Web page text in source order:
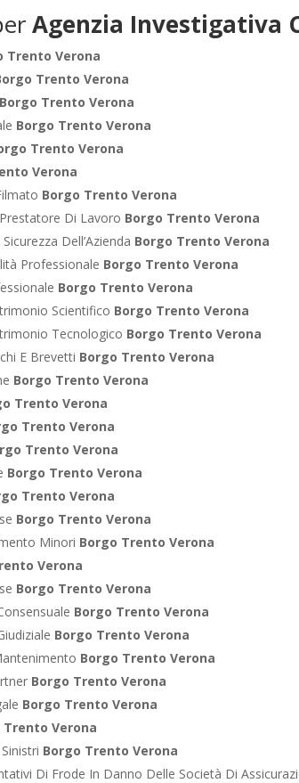
Agenzia Investigativa
Trento Verona
Trento Verona
Borgo Trento Verona
Borgo Trento Verona
Trento Verona
Verona
Borgo Trento Verona
Di Lavoro Borgo Trento Verona
Dell’Azienda Borgo Trento Verona
Professionale Borgo Trento Verona
Borgo Trento Verona
Scientifico Borgo Trento Verona
Tecnologico Borgo Trento Verona
E Brevetti Borgo Trento Verona
Borgo Trento Verona
Trento Verona
Trento Verona
Trento Verona
Borgo Trento Verona
Trento Verona
Borgo Trento Verona
Minori Borgo Trento Verona
Verona
Borgo Trento Verona
Borgo Trento Verona
Borgo Trento Verona
Borgo Trento Verona
Borgo Trento Verona
Borgo Trento Verona
Trento Verona
Borgo Trento Verona
Di Frode In Danno Delle Società Di